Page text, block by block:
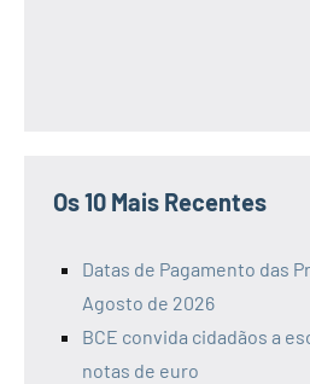
Os 10 Mais Recentes
Datas de Pagamento das
Agosto de 2026
BCE convida cidadãos a
notas de euro